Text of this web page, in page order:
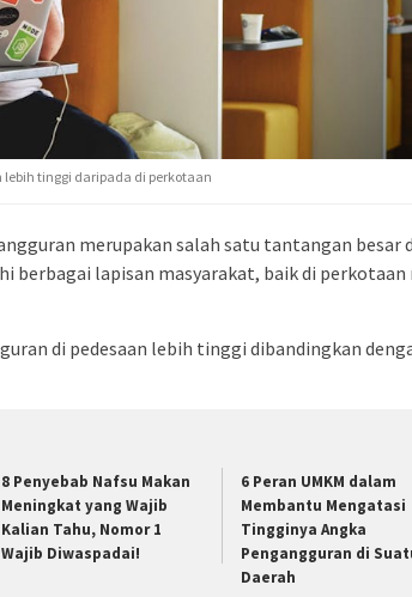
lebih tinggi daripada di perkotaan
merupakan salah satu tantangan besar
berbagai lapisan masyarakat, baik di perkotaan
di pedesaan lebih tinggi dibandingkan
8 Penyebab Nafsu Makan
Meningkat yang Wajib
Kalian Tahu, Nomor 1
Wajib Diwaspadai!
6 Peran UMKM dalam
Membantu Mengatasi
Tingginya Angka
Pengangguran di
Daerah